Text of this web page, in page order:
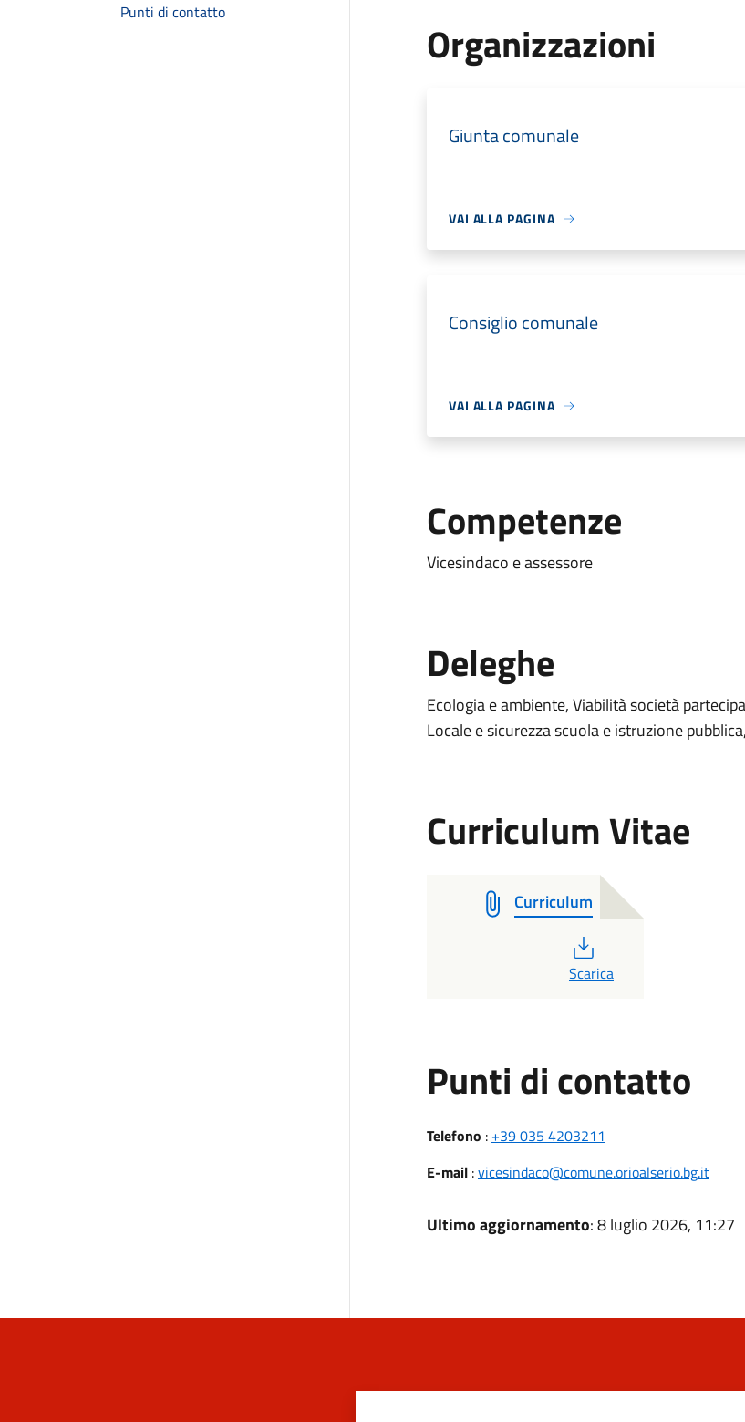
Punti di contatto
Organizzazioni
Giunta comunale
VAI ALLA PAGINA
Consiglio comunale
VAI ALLA PAGINA
Competenze
Vicesindaco e assessore
Deleghe
Ecologia e ambiente, Viabilità società
Locale e sicurezza scuola e istruzione
Curriculum Vitae
Curriculum
PDF
Scarica
Punti di contatto
Telefono : +39 035 4203211
E-mail:vicesindaco@comune.orioalserio.bg.it
Ultimo aggiornamento: 8 luglio 2026, 11:27